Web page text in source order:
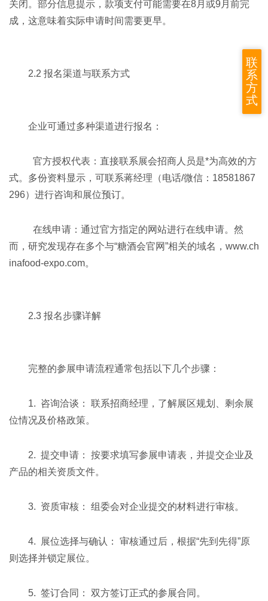
关闭。部分信息提示，款项支付可能需要在8月或9月前完
成，这意味着实际申请时间需要更早。
2.2 报名渠道与联系方式
企业可通过多种渠道进行报名：
官方授权代表：直接联系展会招商人员是*为高效的方
式。多份资料显示，可联系蒋经理（电话/微信：18581867
296）进行咨询和展位预订。
在线申请：通过官方指定的网站进行在线申请。然
而，研究发现存在多个与“糖酒会官网”相关的域名，www.ch
inafood-expo.com。
2.3 报名步骤详解
完整的参展申请流程通常包括以下几个步骤：
1. 咨询洽谈： 联系招商经理，了解展区规划、剩余展
位情况及价格政策。
2. 提交申请： 按要求填写参展申请表，并提交企业及
产品的相关资质文件。
3. 资质审核： 组委会对企业提交的材料进行审核。
4. 展位选择与确认： 审核通过后，根据“先到先得”原
则选择并锁定展位。
5. 签订合同： 双方签订正式的参展合同。
联
系
方
式